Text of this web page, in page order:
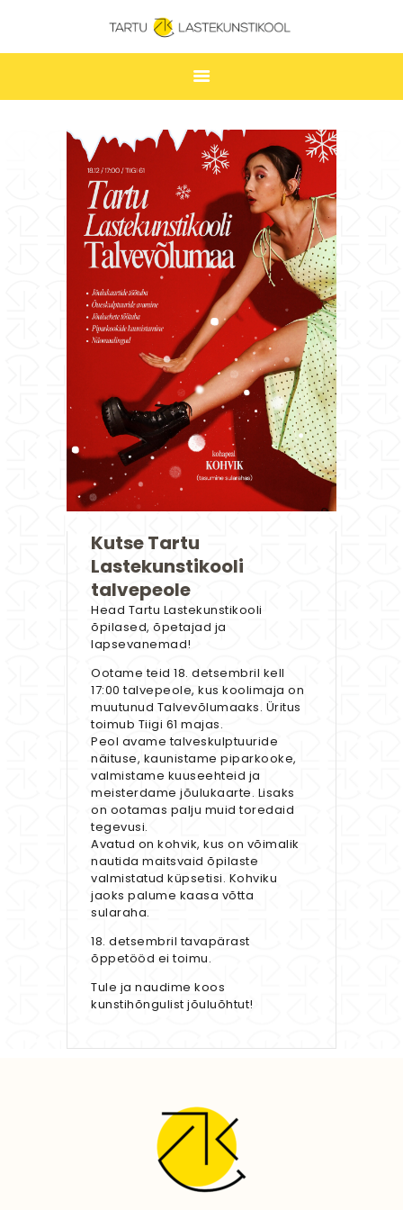
TARTU LASTEKUNSTIKOOL
ESILEHT
UUDISED
ÕPPIMINE
TUNNIPLAAN
LASTEKUNSTIKOOL
JAKOBI GALERII
KONTAKT
STUUDIUM
Kutse Tartu
Lastekunstikooli
talvepeole
Head Tartu Lastekunstikooli
õpilased, õpetajad ja
lapsevanemad!
Ootame teid 18. detsembril kell
17:00 talvepeole, kus koolimaja on
muutunud Talvevõlumaaks. Üritus
toimub Tiigi 61 majas.
Peol avame talveskulptuuride
näituse, kaunistame piparkooke,
valmistame kuuseehteid ja
meisterdame jõulukaarte. Lisaks
on ootamas palju muid toredaid
tegevusi.
Avatud on kohvik, kus on võimalik
nautida maitsvaid õpilaste
valmistatud küpsetisi. Kohviku
jaoks palume kaasa võtta
sularaha.
18. detsembril tavapärast
õppetööd ei toimu.
Tule ja naudime koos
kunstihõngulist jõuluõhtut!